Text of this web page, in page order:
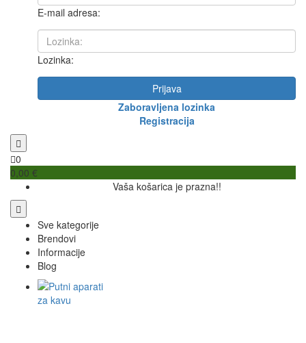
E-mail adresa:
Lozinka:
Prijava
Zaboravljena lozinka
Registracija
0
0,00 €
Vaša košarica je prazna!!
Sve kategorije
Brendovi
Informacije
Blog